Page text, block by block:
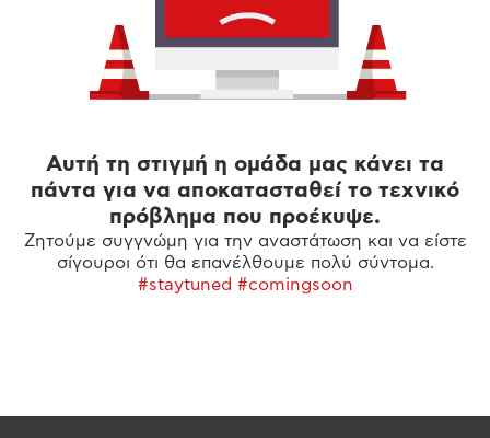
Αυτή τη στιγμή η ομάδα μας κάνει τα
πάντα για να αποκατασταθεί το τεχνικό
πρόβλημα που προέκυψε.
Ζητούμε συγγνώμη για την αναστάτωση και να είστε
σίγουροι ότι θα επανέλθουμε πολύ σύντομα.
#staytuned #comingsoon